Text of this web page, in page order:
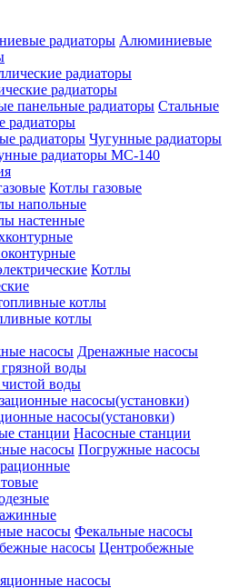
Алюминиевые
радиаторы
Стальные
радиаторы
Чугунные радиаторы
радиаторы МС-140
Котлы газовые
напольные
настенные
Котлы
котлы
Дренажные насосы
воды
воды
насосы(установки)
Насосные станции
Погружные насосы
Фекальные насосы
Центробежные